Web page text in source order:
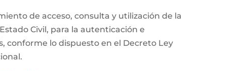
de acceso, consulta y utilización de la
Civil, para la autenticación e
conforme lo dispuesto en el Decreto Ley